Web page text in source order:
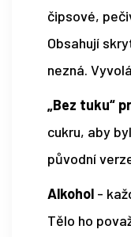
čipsové,
Obsahují
nezná.
„Bez tuku“
cukru, aby
původní
Alkohol -
Tělo ho